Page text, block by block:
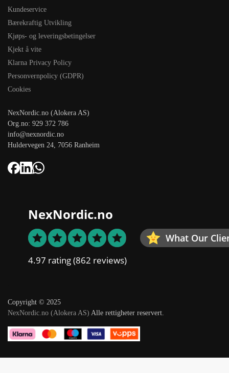
Kundeservice
Bærekraftig Utvikling
Kjøps- og leveringsbetingelser
Kjekt å vite
Klarna Privacy Policy
Personvernpolicy (GDPR)
Cookies
NexNordic.no (Alokera AS)
Org.no: 929 372 786
info@nexnordic.no
Huldervegen 24, 7056 Ranheim
NexNordic.no
What Our
4.97 rating(862 reviews)
Copyright © 2025
NexNordic.no (Alokera AS) Alle rettigheter reservert.